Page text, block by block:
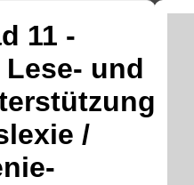
11 -
und
/
Software
Download only